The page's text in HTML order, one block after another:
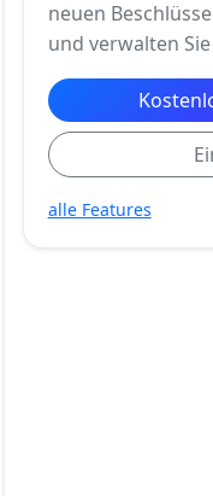
neuen
und verwalten
alle Features